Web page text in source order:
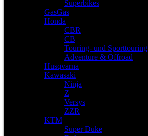
Superbikes
GasGas
Honda
CBR
CB
Touring- und Sporttouring
Adventure & Offroad
Husqvarna
Kawasaki
Ninja
Z
Versys
ZZR
KTM
Super Duke